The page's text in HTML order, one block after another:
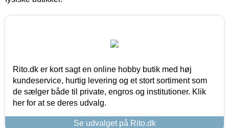
Rito.dk er kort sagt en online hobby butik med høj
kundeservice, hurtig levering og et stort sortiment som
de sælger både til private, engros og institutioner. Klik
her for at se deres udvalg.
Se udvalget på Rito.dk